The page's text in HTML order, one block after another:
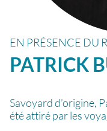
EN PRÉSENCE DU
PATRICK
Savoyard d’origine,
été attiré par les